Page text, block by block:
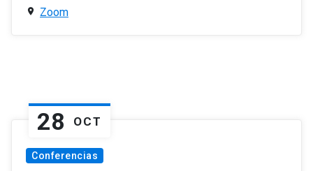
Zoom
28 OCT
Conferencias